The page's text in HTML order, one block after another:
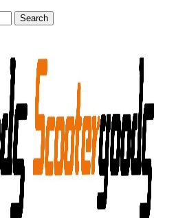
Search